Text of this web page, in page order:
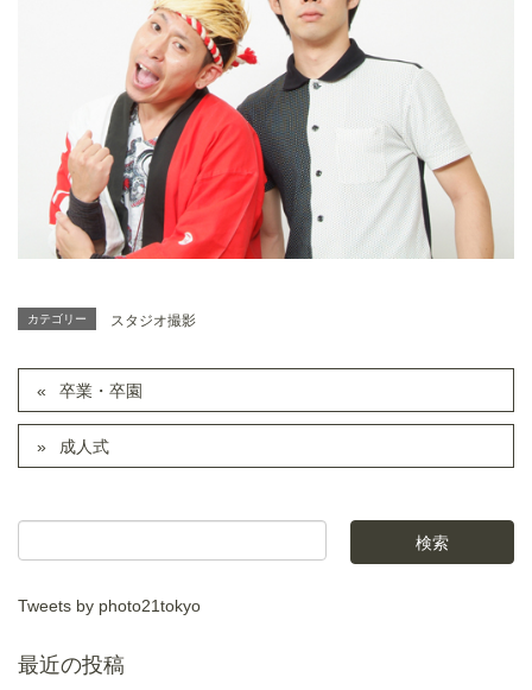
カテゴリー スタジオ撮影
卒業・卒園
成人式
Tweets by photo21tokyo
最近の投稿